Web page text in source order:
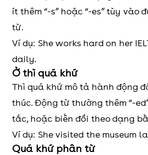
ít thêm “-s” hoặc “-es” tùy vào
từ.
Ví dụ: She works hard on her
daily.
Ở thì quá khứ
Thì quá khứ mô tả hành động
thúc. Động từ thường thêm “-
tắc, hoặc biến đổi theo dạng
Ví dụ: She visited the museum
Quá khứ phân từ